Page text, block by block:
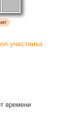
времени